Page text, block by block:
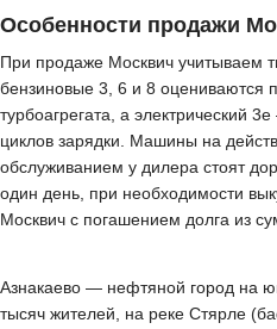
Особенности продажи
При продаже Москвич учитываем
бензиновые 3, 6 и 8 оцениваются
турбоагрегата, а электрический
циклов зарядки. Машины на
обслуживанием у дилера стоят
один день, при необходимости
Москвич с погашением долга из
Азнакаево — нефтяной город на
тысяч жителей, на реке Стярле